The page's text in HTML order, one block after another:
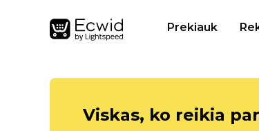
Prekiauk
Viskas, ko reikia